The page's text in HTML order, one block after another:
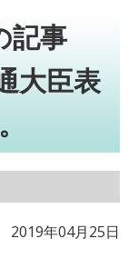
記事
大臣表
2019年04月25日